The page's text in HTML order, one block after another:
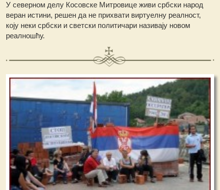
У северном делу Косовске Митровице живи србски народ
веран истини, решен да не прихвати виртуелну реалност,
коју неки србски и светски политичари називају новом
реалношћу.